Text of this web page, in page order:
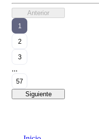
Anterior
1
2
3
...
57
Siguiente